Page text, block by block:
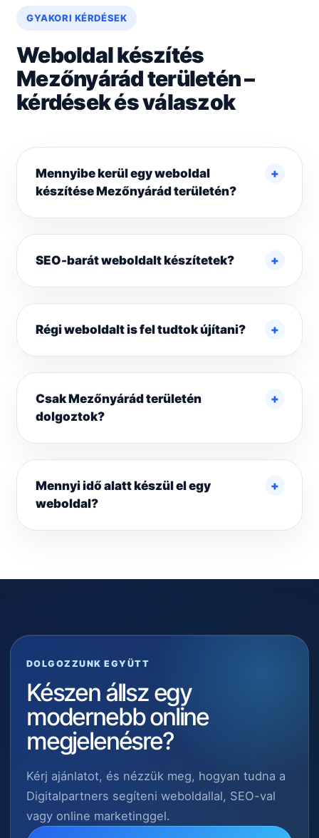
GYAKORI KÉRDÉSEK
Weboldal készítés
Mezőnyárád területén –
kérdések és válaszok
Mennyibe kerül egy weboldal
készítése Mezőnyárád területén?
SEO-barát weboldalt készítetek?
Régi weboldalt is fel tudtok újítani?
Csak Mezőnyárád területén
dolgoztok?
Mennyi idő alatt készül el egy
weboldal?
DOLGOZZUNK EGYÜTT
Készen állsz egy
modernebb online
megjelenésre?
Kérj ajánlatot, és nézzük meg, hogyan tudna a
Digitalpartners segíteni weboldallal, SEO-val
vagy online marketinggel.